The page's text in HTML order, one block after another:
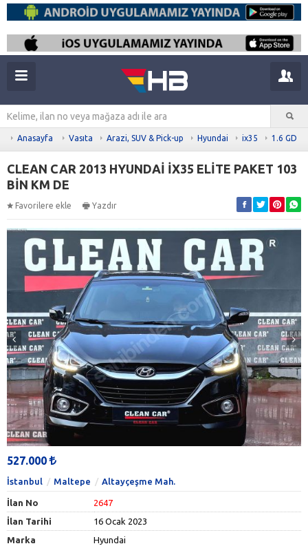
Anasayfa Vasıta Arazi, SUV & Pick-up Hyundai ix35 1.6 GDI
CLEAN CAR 2013 HYUNDAİ İX35 ELİTE PAKET 103
BİN KM DE
Favorilere ekle Yazdır
527.000
İstanbul Maltepe Altayçeşme Mah.
İlan No
2647
İlan Tarihi
16 Ocak 2023
Marka
Hyundai